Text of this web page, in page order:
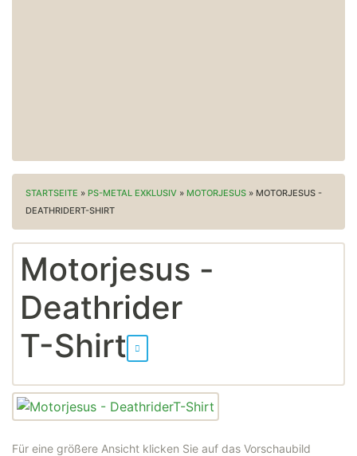
STARTSEITE » PS-METAL EXKLUSIV » MOTORJESUS » MOTORJESUS -
DEATHRIDERT-SHIRT
Motorjesus -
Deathrider
T-Shirt
Für eine größere Ansicht klicken Sie auf das Vorschaubild